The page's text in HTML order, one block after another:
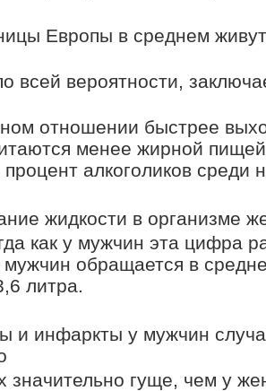
Европы в среднем
всей вероятности,
отношении быстрее
менее жирной
процент алкоголиков среди
жидкости в организме
как у мужчин эта цифра
мужчин обращается в
литра.
и инфаркты у мужчин
значительно гуще, чем у